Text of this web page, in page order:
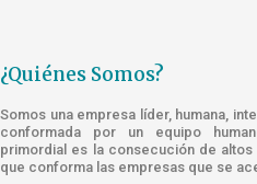
¿Quiénes Somos?
Somos una empresa líder, humana,
conformada por un equipo
primordial es la consecución de
que conforma las empresas que se